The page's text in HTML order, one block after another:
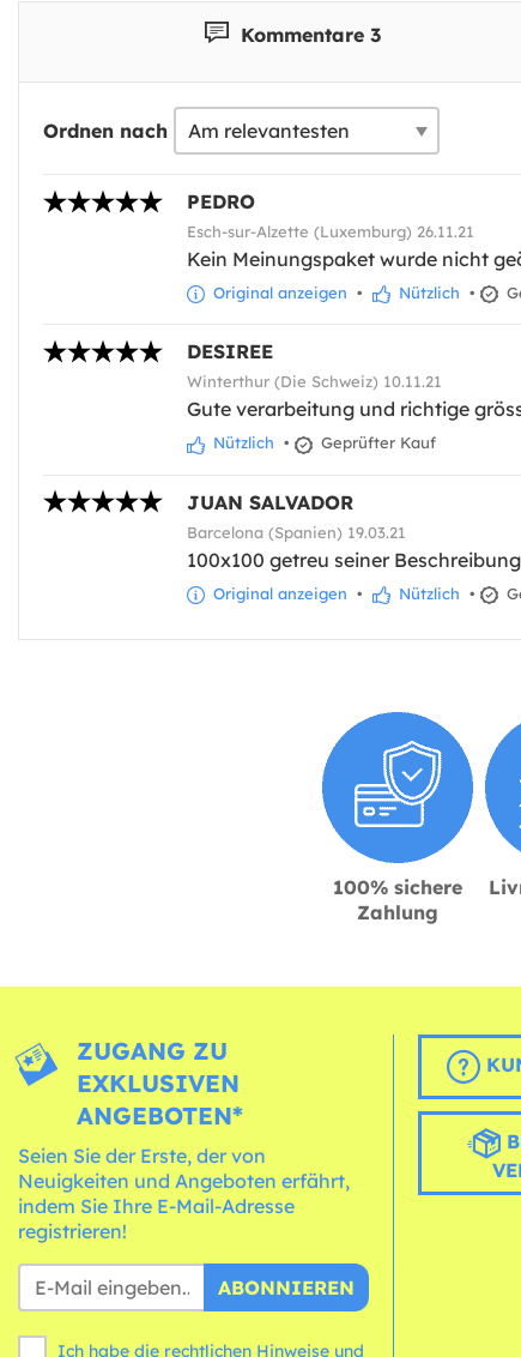
Kommentare 3
Ordnen nach
PEDRO
Esch-sur-Alzette (Luxemburg) 26.11.21
Kein Meinungspaket wurde nicht
Original anzeigen • Nützlich •
DESIREE
Winterthur (Die Schweiz) 10.11.21
Gute verarbeitung und richtige
Nützlich • Geprüfter Kauf
JUAN SALVADOR
Barcelona (Spanien) 19.03.21
100x100 getreu seiner
Original anzeigen • Nützlich •
100% sichere
Zahlung
ZUGANG ZU
EXKLUSIVEN
ANGEBOTEN*
Seien Sie der Erste, der von
Neuigkeiten und Angeboten erfährt,
indem Sie Ihre E-Mail-Adresse
registrieren!
ABONNIEREN
Ich habe die rechtlichen Hinweise und